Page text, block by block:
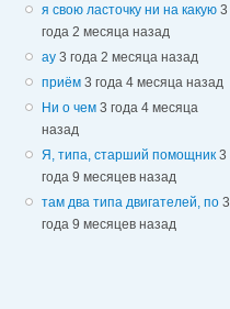
я свою ласточку ни на какую 3
года 2 месяца назад
ау 3 года 2 месяца назад
приём 3 года 4 месяца назад
Ни о чем 3 года 4 месяца
назад
Я, типа, старший помощник 3
года 9 месяцев назад
там два типа двигателей, по 3
года 9 месяцев назад